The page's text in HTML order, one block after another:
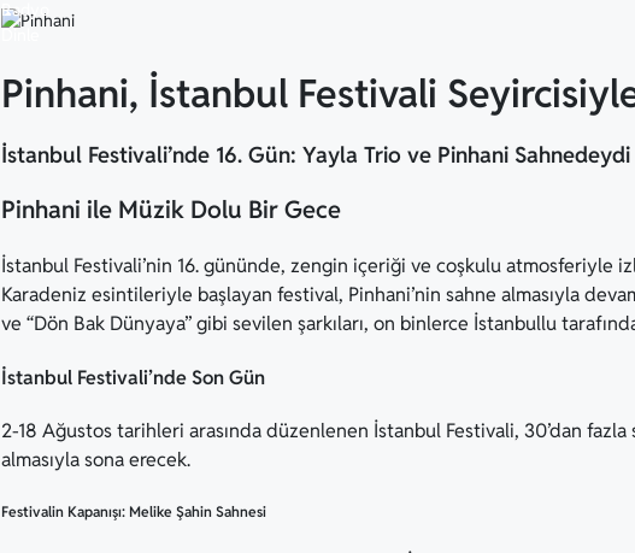
Pinhani, İstanbul Festivali
İstanbul Festivali’nde 16. Gün: Yayla Trio ve Pinhani Sahnedeydi
Pinhani ile Müzik Dolu Bir Gece
İstanbul Festivali’nin 16. gününde, zengin içeriği ve coşkulu atmosferiyle
Karadeniz esintileriyle başlayan festival, Pinhani’nin sahne almasıyla
ve “Dön Bak Dünyaya” gibi sevilen şarkıları, on binlerce İstanbullu
İstanbul Festivali’nde Son Gün
2-18 Ağustos tarihleri arasında düzenlenen İstanbul Festivali, 30’dan fazla
almasıyla sona erecek.
Festivalin Kapanışı: Melike Şahin Sahnesi